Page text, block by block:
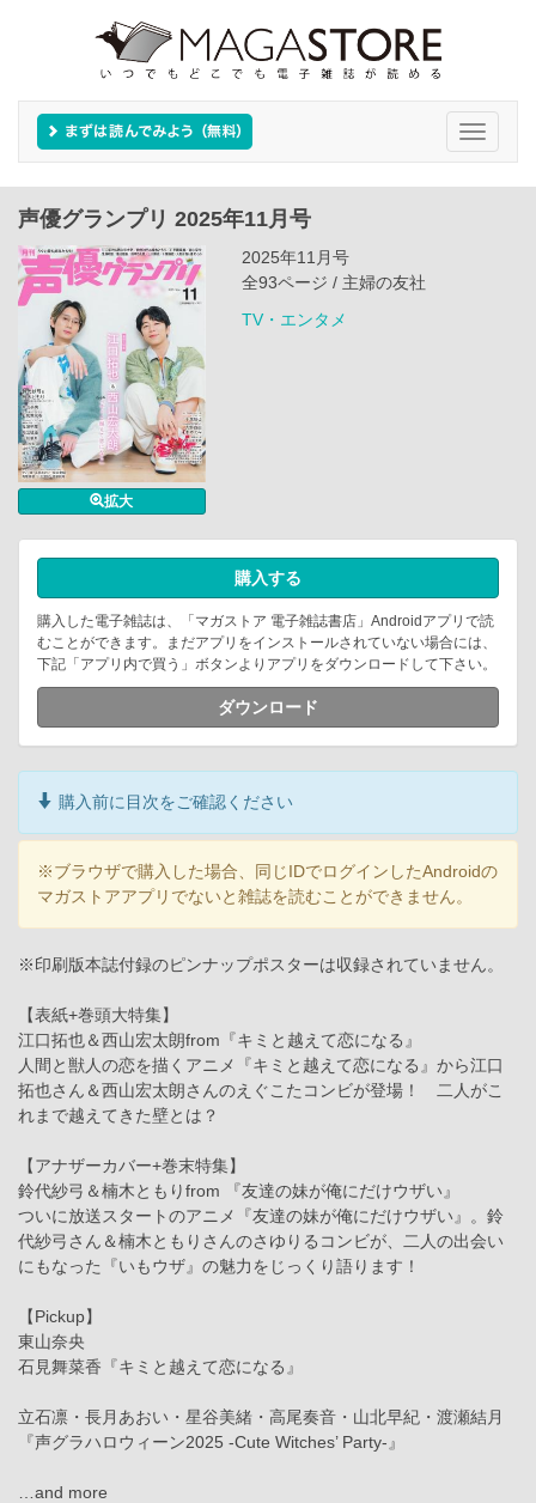
Toggle
声優グランプリ 2025年11月号
拡大
2025年11月号
全93ページ / 主婦の友社
TV・エンタメ
購入する
購入した電子雑誌は、「マガストア 電子雑誌書店」Androidアプリで読
むことができます。まだアプリをインストールされていない場合には、
下記「アプリ内で買う」ボタンよりアプリをダウンロードして下さい。
ダウンロード
購入前に目次をご確認ください
※ブラウザで購入した場合、同じIDでログインしたAndroidの
マガストアアプリでないと雑誌を読むことができません。
※印刷版本誌付録のピンナップポスターは収録されていません。
【表紙+巻頭大特集】
江口拓也＆西山宏太朗from『キミと越えて恋になる』
人間と獣人の恋を描くアニメ『キミと越えて恋になる』から江口
拓也さん＆西山宏太朗さんのえぐこたコンビが登場！ 二人がこ
れまで越えてきた壁とは？
【アナザーカバー+巻末特集】
鈴代紗弓＆楠木ともりfrom 『友達の妹が俺にだけウザい』
ついに放送スタートのアニメ『友達の妹が俺にだけウザい』。鈴
代紗弓さん＆楠木ともりさんのさゆりるコンビが、二人の出会い
にもなった『いもウザ』の魅力をじっくり語ります！
【Pickup】
東山奈央
石見舞菜香『キミと越えて恋になる』
立石凛・長月あおい・星谷美緒・高尾奏音・山北早紀・渡瀬結月
『声グラハロウィーン2025 -Cute Witches’ Party-』
…and more